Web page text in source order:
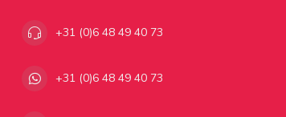
+31 (0)6 48 49 40 73
+31 (0)6 48 49 40 73